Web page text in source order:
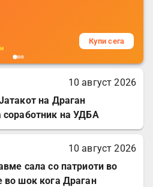
Купи сега
10 август 2026
на Драган
соработник на УДБА
10 август 2026
сала со патриоти во
шок кога Драган